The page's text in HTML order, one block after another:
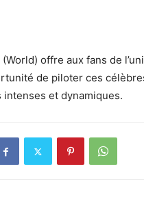
offre aux fans de
de piloter ces
intenses et dynamiques.